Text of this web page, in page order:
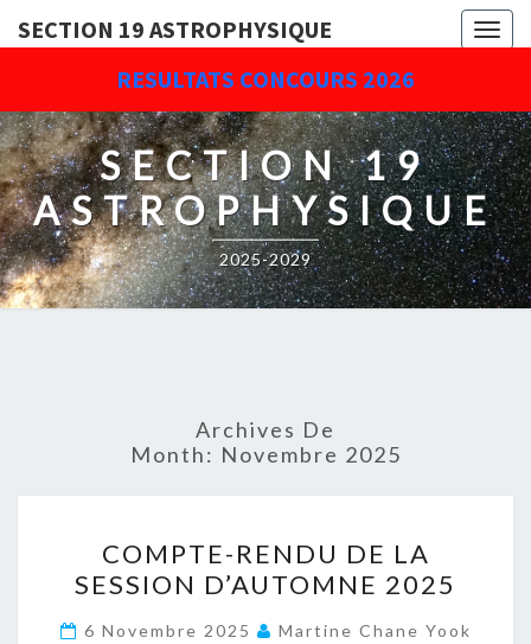
RESULTATS CONCOURS 2026
SECTION 19 ASTROPHYSIQUE
SECTION 19
ASTROPHYSIQUE
2025-2029
Archives De
Month: Novembre 2025
RENDU
DE
LA
COMPTE-RENDU DE LA
SESSION D’AUTOMNE 2025
6 Novembre 2025 Martine Chane Yook